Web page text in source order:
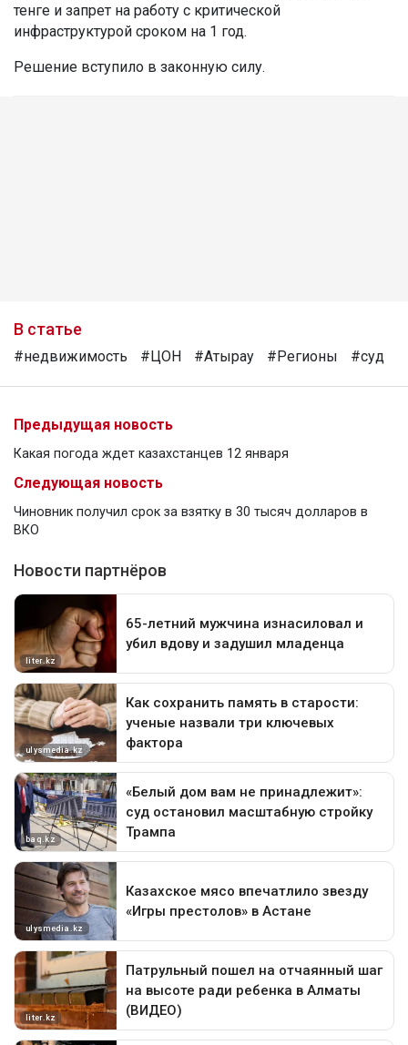
тенге и запрет на работу с критической
инфраструктурой сроком на 1 год.
Решение вступило в законную силу.
В статье
#недвижимость #ЦОН #Атырау #Регионы #суд
Предыдущая новость
Какая погода ждет казахстанцев 12 января
Следующая новость
Чиновник получил срок за взятку в 30 тысяч долларов в
ВКО